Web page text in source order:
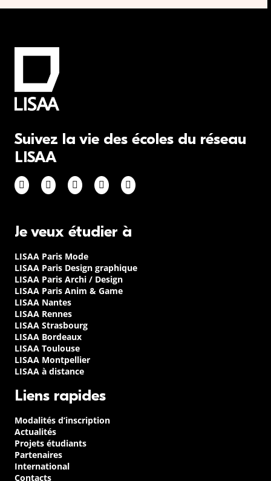
Suivez la vie des écoles du réseau
LISAA
Je veux étudier à
LISAA Paris Mode
LISAA Paris Design graphique
LISAA Paris Archi / Design
LISAA Paris Anim & Game
LISAA Nantes
LISAA Rennes
LISAA Strasbourg
LISAA Bordeaux
LISAA Toulouse
LISAA Montpellier
LISAA à distance
Liens rapides
Modalités d’inscription
Actualités
Projets étudiants
Partenaires
International
Contacts